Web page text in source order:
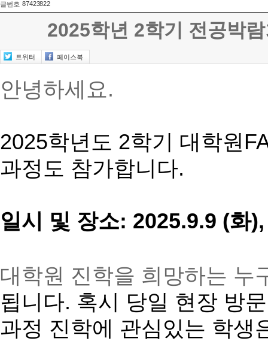
글번호 87423822
2025학년 2학기 전공박
트위터 페이스북
안녕하세요.
2025학년도 2학기 대학원
과정도 참가합니다.
일시 및 장소: 2025.9.9 (화
대학원 진학을 희망하는 누
됩니다. 혹시 당일 현장 방
과정 진학에 관심있는 학생